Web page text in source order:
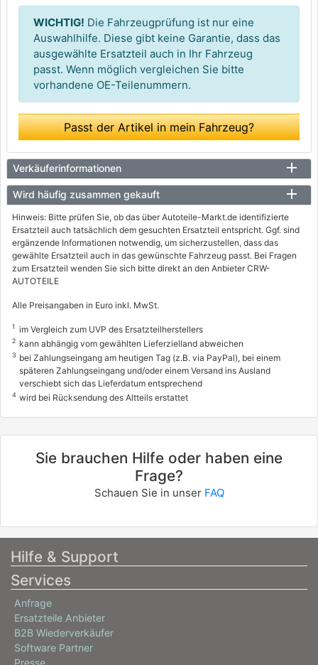
WICHTIG! Die Fahrzeugprüfung ist nur eine
Auswahlhilfe. Diese gibt keine Garantie, dass das
ausgewählte Ersatzteil auch in Ihr Fahrzeug
passt. Wenn möglich vergleichen Sie bitte
vorhandene OE-Teilenummern.
Passt der Artikel in mein Fahrzeug?
Verkäuferinformationen
Wird häufig zusammen gekauft
Hinweis: Bitte prüfen Sie, ob das über Autoteile-Markt.de identifizierte
Ersatzteil auch tatsächlich dem gesuchten Ersatzteil entspricht. Ggf. sind
ergänzende Informationen notwendig, um sicherzustellen, dass das
gewählte Ersatzteil auch in das gewünschte Fahrzeug passt. Bei Fragen
zum Ersatzteil wenden Sie sich bitte direkt an den Anbieter CRW-
AUTOTEILE
Alle Preisangaben in Euro inkl. MwSt.
1 im Vergleich zum UVP des Ersatzteilherstellers
2 kann abhängig vom gewählten Lieferzielland abweichen
3 bei Zahlungseingang am heutigen Tag (z.B. via PayPal), bei einem
späteren Zahlungseingang und/oder einem Versand ins Ausland
verschiebt sich das Lieferdatum entsprechend
4 wird bei Rücksendung des Altteils erstattet
Sie brauchen Hilfe oder haben eine
Frage?
Schauen Sie in unser FAQ
Hilfe & Support
Services
Anfrage
Ersatzteile Anbieter
B2B Wiederverkäufer
Software Partner